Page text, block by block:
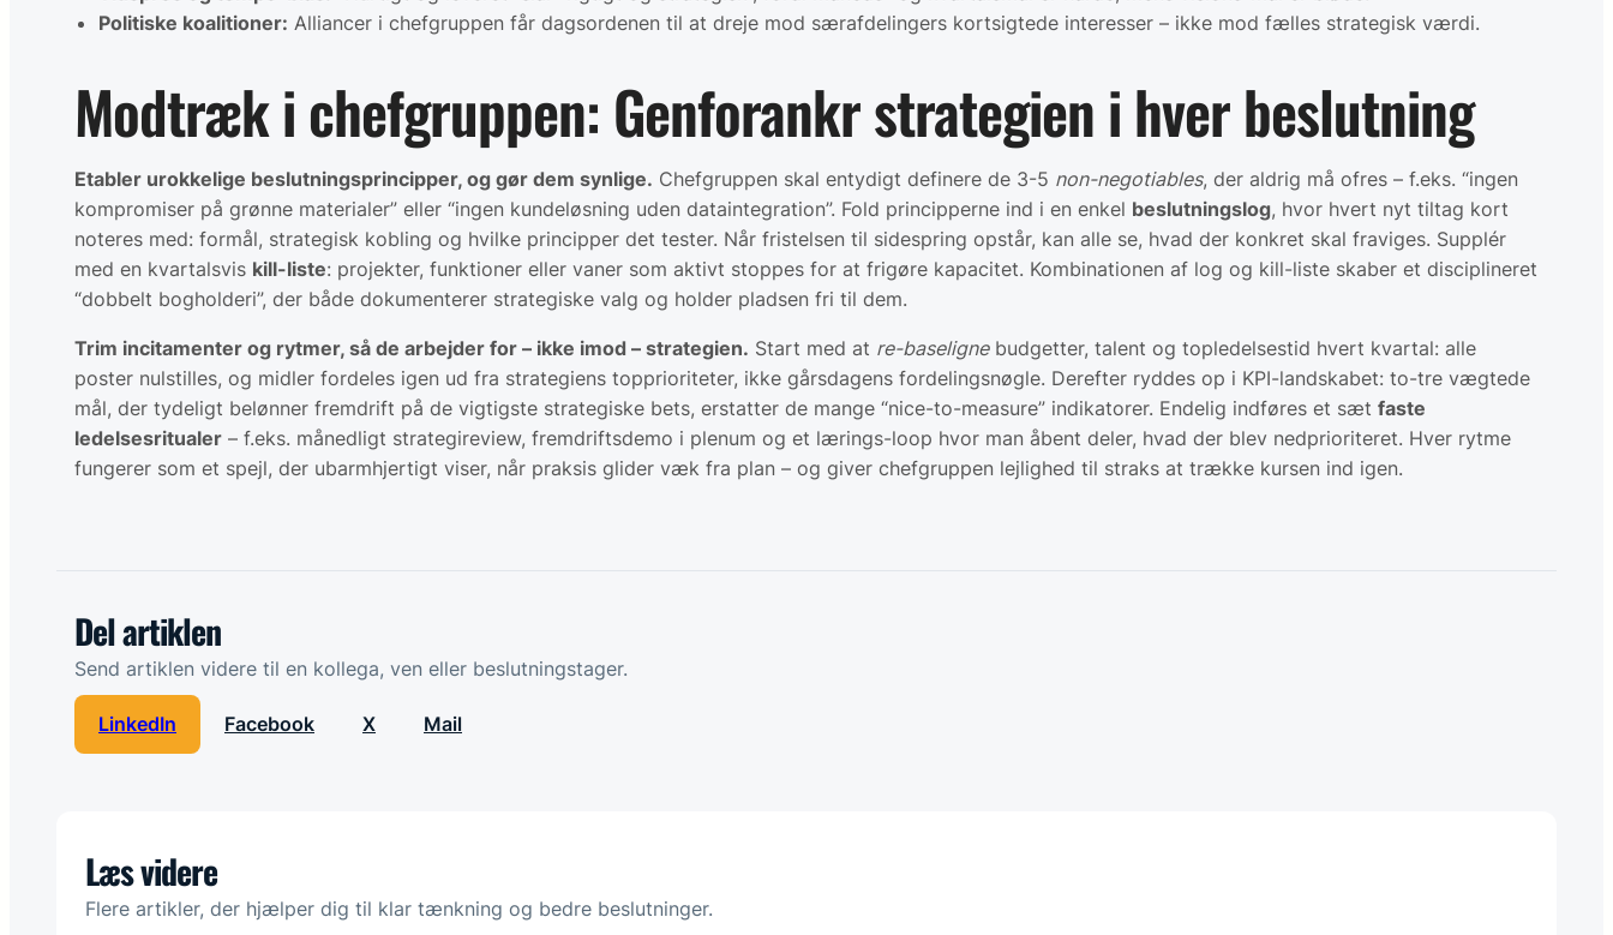
Politiske koalitioner: Alliancer i chefgruppen får dagsordenen til at dreje mod særafdelingers kortsigtede interesser – ikke mod fælles strategisk værdi.
Modtræk i chefgruppen: Genforankr strategien i hver beslutning
Etabler urokkelige beslutningsprincipper, og gør dem synlige. Chefgruppen skal entydigt definere de 3-5 non-negotiables, der aldrig må ofres – f.eks. “ingen
kompromiser på grønne materialer” eller “ingen kundeløsning uden dataintegration”. Fold principperne ind i en enkel beslutningslog, hvor hvert nyt tiltag kort
noteres med: formål, strategisk kobling og hvilke principper det tester. Når fristelsen til sidespring opstår, kan alle se, hvad der konkret skal fraviges. Supplér
med en kvartalsvis kill-liste: projekter, funktioner eller vaner som aktivt stoppes for at frigøre kapacitet. Kombinationen af log og kill-liste skaber et disciplineret
“dobbelt bogholderi”, der både dokumenterer strategiske valg og holder pladsen fri til dem.
Trim incitamenter og rytmer, så de arbejder for – ikke imod – strategien. Start med at re-baselignebudgetter, talent og topledelsestid hvert kvartal: alle
poster nulstilles, og midler fordeles igen ud fra strategiens topprioriteter, ikke gårsdagens fordelingsnøgle. Derefter ryddes op i KPI-landskabet: to-tre vægtede
mål, der tydeligt belønner fremdrift på de vigtigste strategiske bets, erstatter de mange “nice-to-measure” indikatorer. Endelig indføres et sæt faste
ledelsesritualer – f.eks. månedligt strategireview, fremdriftsdemo i plenum og et lærings-loop hvor man åbent deler, hvad der blev nedprioriteret. Hver rytme
fungerer som et spejl, der ubarmhjertigt viser, når praksis glider væk fra plan – og giver chefgruppen lejlighed til straks at trække kursen ind igen.
Del artiklen
Send artiklen videre til en kollega, ven eller beslutningstager.
LinkedIn Facebook X Mail
Læs videre
Flere artikler, der hjælper dig til klar tænkning og bedre beslutninger.